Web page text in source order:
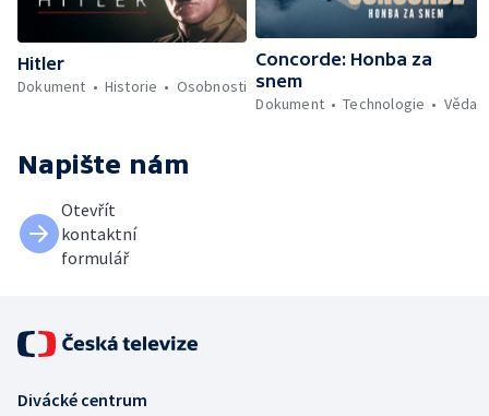
Hitler
Dokument
Historie Osobnosti
Concorde: Honba za
snem
Dokument
Technologie Věda
Napište nám
Otevřít
kontaktní
formulář
Divácké centrum